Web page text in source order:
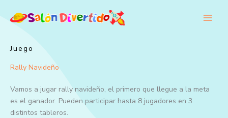
Juego
Rally Navideño
Vamos a jugar rally navideño, el primero que llegue a la meta
es el ganador. Pueden participar hasta 8 jugadores en 3
distintos tableros.